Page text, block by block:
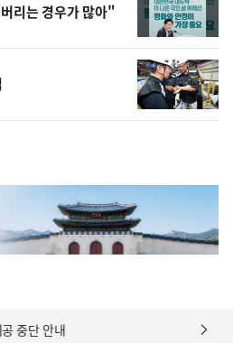
리는 경우가 많아"
중단 안내